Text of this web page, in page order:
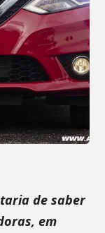
de saber
em